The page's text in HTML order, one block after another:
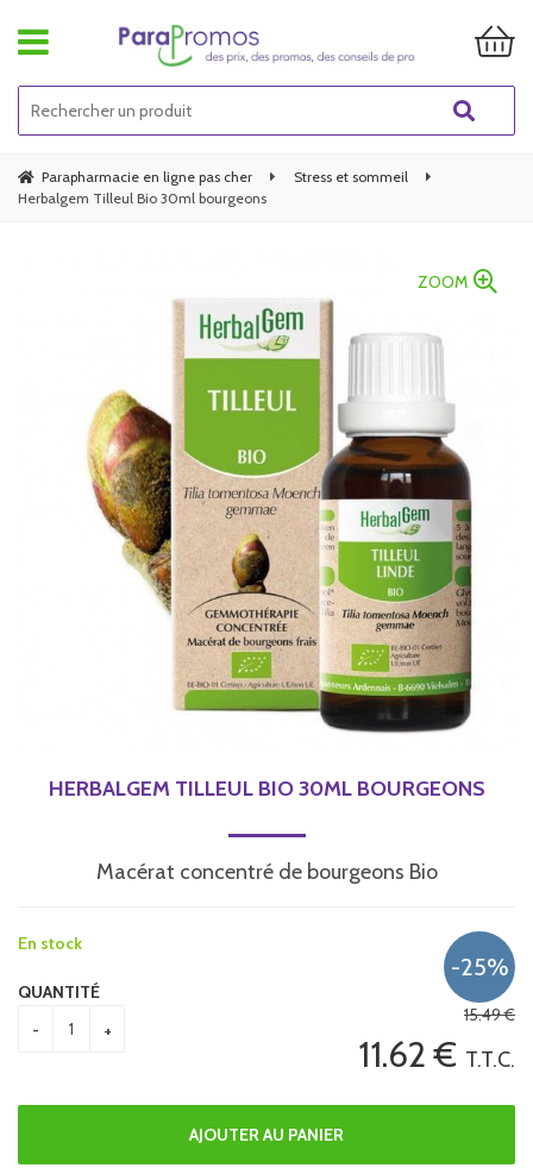
Parapharmacie en ligne pas cher
Stress et sommeil
Herbalgem Tilleul Bio 30ml bourgeons
ZOOM
HERBALGEM TILLEUL BIO 30ML BOURGEONS
Macérat concentré de bourgeons Bio
15.49€
11.62€ T.T.C.
En stock
QUANTITÉ